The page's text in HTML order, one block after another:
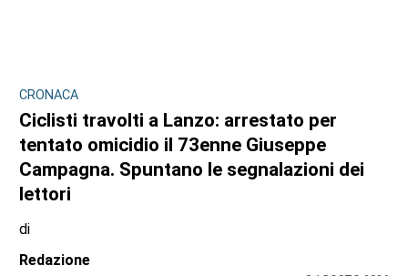
CRONACA
Ciclisti travolti a Lanzo: arrestato per
tentato omicidio il 73enne Giuseppe
Campagna. Spuntano le segnalazioni dei
lettori
di
Redazione